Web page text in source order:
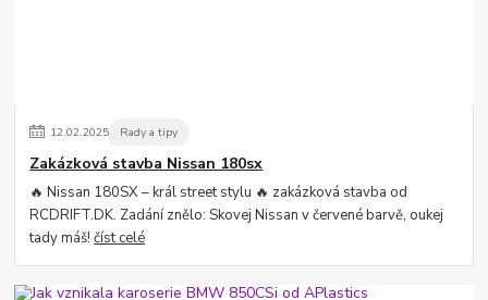
12.02.2025 Rady a tipy
Zakázková stavba Nissan 180sx
🔥 Nissan 180SX – král street stylu 🔥 zakázková stavba od
RCDRIFT.DK. Zadání znělo: Skovej Nissan v červené barvě, oukej
tady máš!číst celé